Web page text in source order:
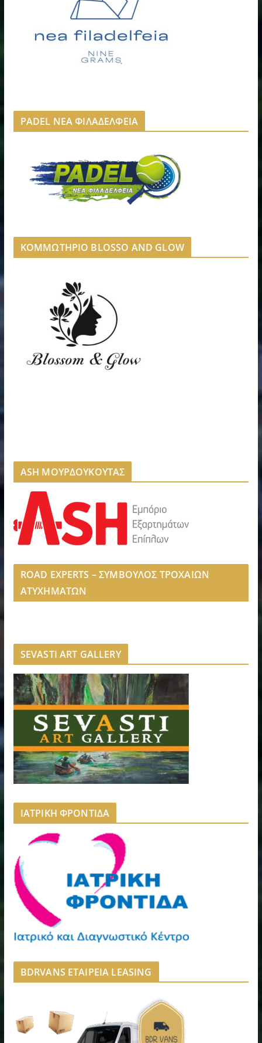
PADEL ΝΕΑ ΦΙΛΑΔΕΛΦΕΙΑ
ΚΟΜΜΩΤΗΡΙΟ BLOSSO AND GLOW
ASH ΜΟΥΡΔΟΥΚΟΥΤΑΣ
ROAD EXPERTS – ΣΥΜΒΟΥΛΟΣ ΤΡΟΧΑΙΩΝ
ΑΤΥΧΗΜΑΤΩΝ
SEVASTI ART GALLERY
ΙΑΤΡΙΚΗ ΦΡΟΝΤΙΔΑ
BDRVANS ΕΤΑΙΡΕΙΑ LEASING